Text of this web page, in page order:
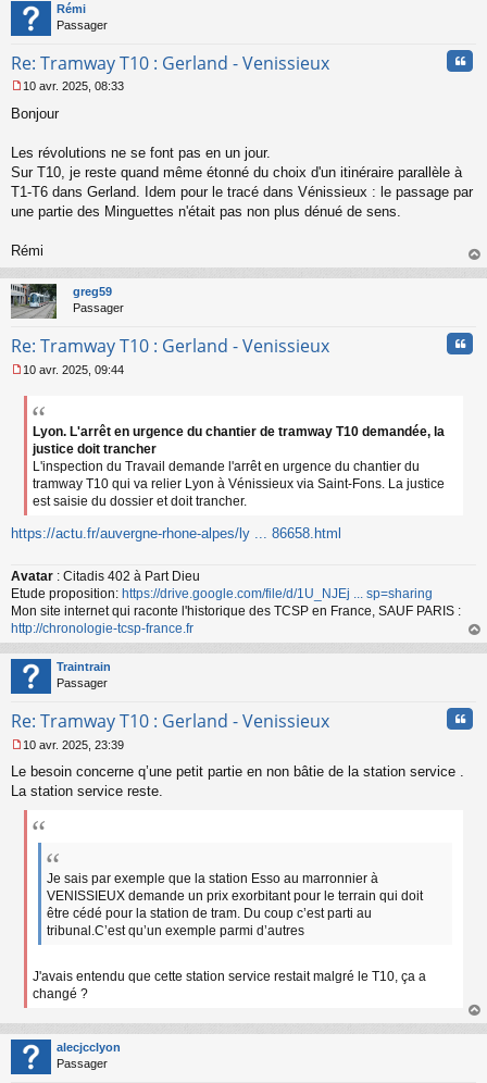
Rémi
Passager
Re: Tramway T10 : Gerland - Venissieux
e
s
g
e
n
n
u
10 avr. 2025, 08:33
Bonjour
Les révolutions ne se font pas en un jour.
Sur T10, je reste quand même étonné du choix d'un itinéraire parallèle à
T1-T6 dans Gerland. Idem pour le tracé dans Vénissieux : le passage par
une partie des Minguettes n'était pas non plus dénué de sens.
Rémi
au
greg59
Passager
Re: Tramway T10 : Gerland - Venissieux
e
n
10 avr. 2025, 09:44
Lyon. L'arrêt en urgence du chantier de tramway T10 demandée, la
justice doit trancher
L'inspection du Travail demande l'arrêt en urgence du chantier du
tramway T10 qui va relier Lyon à Vénissieux via Saint-Fons. La justice
est saisie du dossier et doit trancher.
https://actu.fr/auvergne-rhone-alpes/ly ... 86658.html
Avatar : Citadis 402 à Part Dieu
Etude proposition: https://drive.google.com/file/d/1U_NJEj ... sp=sharing
Mon site internet qui raconte l'historique des TCSP en France, SAUF PARIS :
http://chronologie-tcsp-france.fr
au
Traintrain
Passager
Re: Tramway T10 : Gerland - Venissieux
e
s
10 avr. 2025, 23:39
Le besoin concerne q’une petit partie en non bâtie de la station service .
La station service reste.
Je sais par exemple que la station Esso au marronnier à
VENISSIEUX demande un prix exorbitant pour le terrain qui doit
être cédé pour la station de tram. Du coup c’est parti au
tribunal.C’est qu’un exemple parmi d’autres
J'avais entendu que cette station service restait malgré le T10, ça a
changé ?
au
alecjcclyon
Passager